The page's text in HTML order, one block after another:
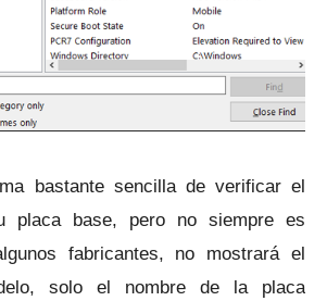
bastante sencilla de verificar el
placa base, pero no siempre es
fabricantes, no mostrará el
solo el nombre de la placa